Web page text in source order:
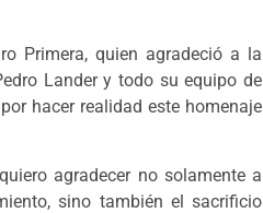
Primera, quien agradeció a la
Lander y todo su equipo de
hacer realidad este homenaje
agradecer no solamente a
sino también el sacrificio